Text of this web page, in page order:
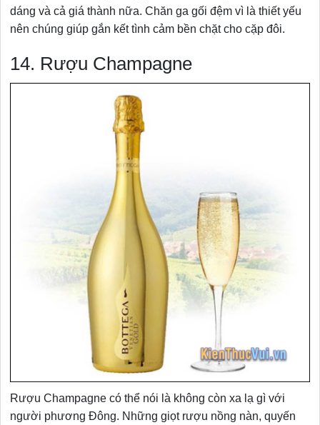
dáng và cả giá thành nữa. Chăn ga gối đệm vì là thiết yếu
nên chúng giúp gắn kết tình cảm bền chặt cho cặp đôi.
14. Rượu Champagne
Rượu Champagne có thể nói là không còn xa lạ gì với
người phương Đông. Những giọt rượu nồng nàn, quyến